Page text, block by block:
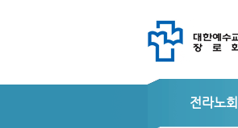
전라노회